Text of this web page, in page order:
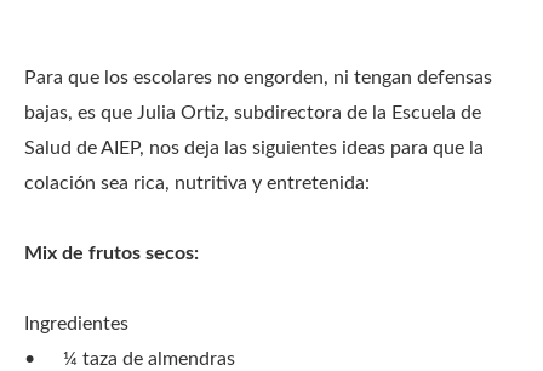
Para que los escolares no engorden, ni tengan defensas
bajas, es que Julia Ortiz, subdirectora de la Escuela de
Salud de AIEP, nos deja las siguientes ideas para que la
colación sea rica, nutritiva y entretenida:
Mix de frutos secos:
Ingredientes
•
¼ taza de almendras